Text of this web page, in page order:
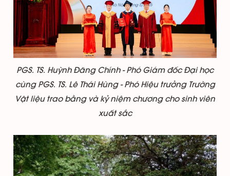
PGS. TS. Huỳnh Đăng Chính - Phó Giám đốc Đại học
cùng PGS. TS. Lê Thái Hùng - Phó Hiệu trưởng Trường
Vật liệu trao bằng và kỷ niệm chương cho sinh viên
xuất sắc